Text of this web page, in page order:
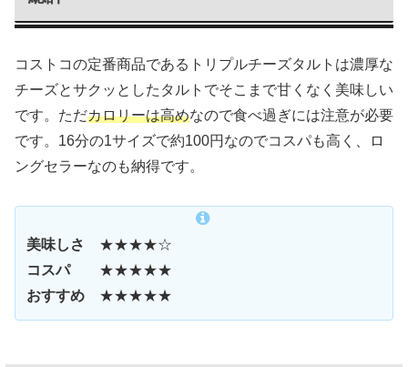
コストコの定番商品であるトリプルチーズタルトは濃厚な
チーズとサクッとしたタルトでそこまで甘くなく美味しい
です。ただカロリーは高めなので食べ過ぎには注意が必要
です。16分の1サイズで約100円なのでコスパも高く、ロ
ングセラーなのも納得です。
美味しさ
★★★★☆
コスパ★★★★★
おすすめ ★★★★★